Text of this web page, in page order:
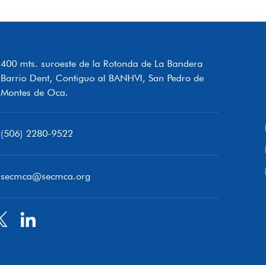
400 mts. suroeste de la Rotonda de La Bandera
Barrio Dent, Contiguo al BANHVI, San Pedro de
Montes de Oca.
(506) 2280-9522
secmca@secmca.org